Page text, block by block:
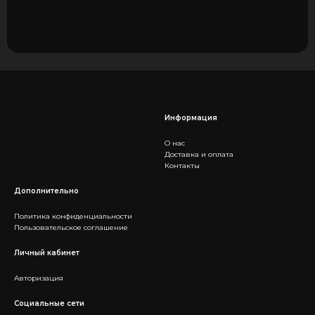
Информация
О нас
Доставка и оплата
Контакты
Дополнительно
Политика конфиденциальности
Пользовательское соглашение
Личный кабинет
Авторизация
Социальные сети